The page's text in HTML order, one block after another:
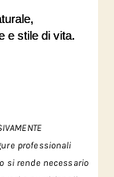
e stile di vita.
professionali
si rende necessario